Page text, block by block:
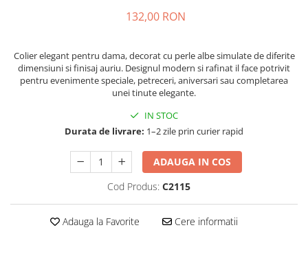
TV, Audio-Video & Foto
PC, Periferice & Accesorii IT
Componente PC & Software
Boxe portabile, cu bluetooth
Casti & Audio portabile
Huse laptop
132,00 RON
Colier elegant pentru dama, decorat cu perle albe simulate de diferite
dimensiuni si finisaj auriu. Designul modern si rafinat il face potrivit
pentru evenimente speciale, petreceri, aniversari sau completarea
unei tinute elegante.
IN STOC
Durata de livrare: 1–2 zile prin curier rapid
ADAUGA IN COS
Cod Produs: C2115
Adauga la Favorite Cere informatii